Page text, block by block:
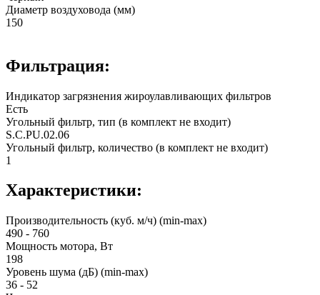
Диаметр воздуховода (мм)
150
Фильтрация:
Индикатор загрязнения жироулавливающих фильтров
Есть
Угольный фильтр, тип (в комплект не входит)
S.C.PU.02.06
Угольный фильтр, количество (в комплект не входит)
1
Характеристики:
Производительность (куб. м/ч) (min-max)
490 - 760
Мощность мотора, Вт
198
Уровень шума (дБ) (min-max)
36 - 52